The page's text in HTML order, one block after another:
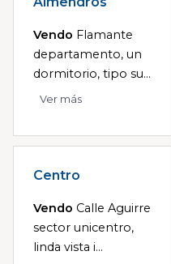
Vendo Flamante
departamento, un
dormitorio, tipo su...
Ver más
Centro
Vendo Calle Aguirre
sector unicentro,
linda vista i...